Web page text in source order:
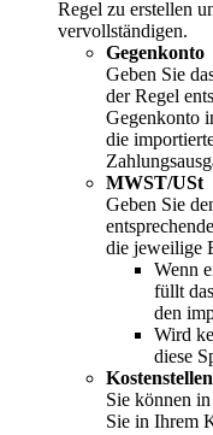
Regel zu erstellen
vervollständigen.
Gegenkonto
Geben Sie
der Regel
Gegenkonto
die
MWST/USt
Geben Sie
die jeweilige
Wenn
füllt
den
Wird
diese
Sie können
Sie in Ihrem